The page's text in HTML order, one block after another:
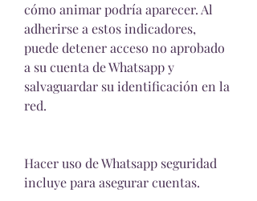
cómo animar podría aparecer. Al
adherirse a estos indicadores,
puede detener acceso no aprobado
a su cuenta de Whatsapp y
salvaguardar su identificación en la
red.
Hacer uso de Whatsapp seguridad
incluye para asegurar cuentas.